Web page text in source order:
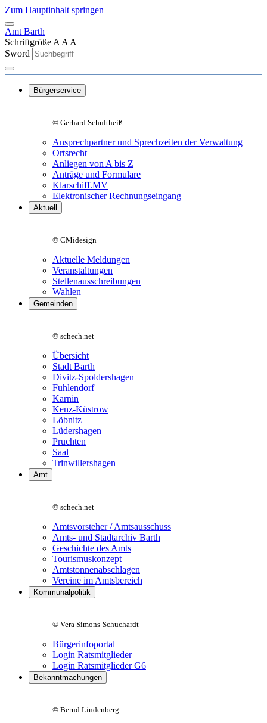
Zum Hauptinhalt springen
Amt Barth
Schriftgröße A A A
Sword
Bürgerservice
© Gerhard Schultheiß
Ansprechpartner und Sprechzeiten der Verwaltung
Ortsrecht
Anliegen von A bis Z
Anträge und Formulare
Klarschiff.MV
Elektronischer Rechnungseingang
Aktuell
© CMidesign
Aktuelle Meldungen
Veranstaltungen
Stellenausschreibungen
Wahlen
Gemeinden
© schech.net
Übersicht
Stadt Barth
Divitz-Spoldershagen
Fuhlendorf
Karnin
Kenz-Küstrow
Löbnitz
Lüdershagen
Pruchten
Saal
Trinwillershagen
Amt
© schech.net
Amtsvorsteher / Amtsausschuss
Amts- und Stadtarchiv Barth
Geschichte des Amts
Tourismuskonzept
Amtstonnenabschlagen
Vereine im Amtsbereich
Kommunalpolitik
© Vera Simons-Schuchardt
Bürgerinfoportal
Login Ratsmitglieder
Login Ratsmitglieder G6
Bekanntmachungen
© Bernd Lindenberg